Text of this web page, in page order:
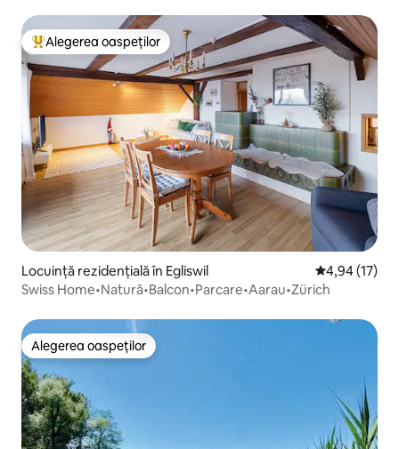
Locuință din topul categoriei Alegerea oaspeților
Alegerea oaspeților
Locuință rezidențială în Egliswil Scor mediu
4,94 (17)
Swiss Home•Natură•Balcon•Parcare•Aarau•Zürich
Alegerea oaspeților
Alegerea oaspeților